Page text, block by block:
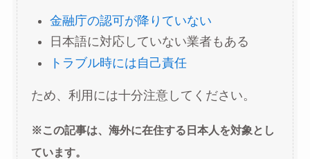
金融庁の認可が降りていない
日本語に対応していない業者もある
トラブル時には自己責任
ため、利用には十分注意してください。
※この記事は、海外に在住する日本人を対象とし
ています。